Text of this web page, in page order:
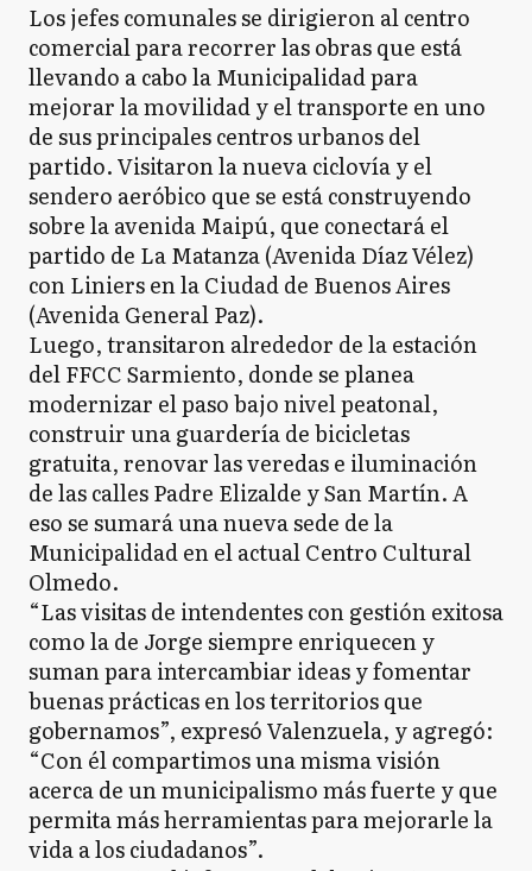
Los jefes comunales se dirigieron al centro
comercial para recorrer las obras que está
llevando a cabo la Municipalidad para
mejorar la movilidad y el transporte en uno
de sus principales centros urbanos del
partido. Visitaron la nueva ciclovía y el
sendero aeróbico que se está construyendo
sobre la avenida Maipú, que conectará el
partido de La Matanza (Avenida Díaz Vélez)
con Liniers en la Ciudad de Buenos Aires
(Avenida General Paz).
Luego, transitaron alrededor de la estación
del FFCC Sarmiento, donde se planea
modernizar el paso bajo nivel peatonal,
construir una guardería de bicicletas
gratuita, renovar las veredas e iluminación
de las calles Padre Elizalde y San Martín. A
eso se sumará una nueva sede de la
Municipalidad en el actual Centro Cultural
Olmedo.
“Las visitas de intendentes con gestión exitosa
como la de Jorge siempre enriquecen y
suman para intercambiar ideas y fomentar
buenas prácticas en los territorios que
gobernamos”, expresó Valenzuela, y agregó:
“Con él compartimos una misma visión
acerca de un municipalismo más fuerte y que
permita más herramientas para mejorarle la
vida a los ciudadanos”.